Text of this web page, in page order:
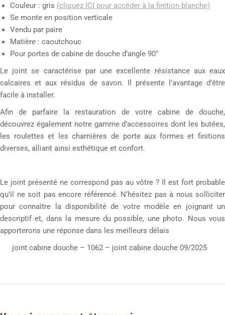
Couleur : gris (cliquez ICI pour accéder à la finition blanche)
Se monte en position verticale
Vendu par paire
Matière : caoutchouc
Pour portes de cabine de douche d’angle 90°
Le joint se caractérise par une excellente résistance aux eaux
calcaires et aux résidus de savon. Il présente l’avantage d’être
facile à installer.
Afin de parfaire la restauration de votre cabine de douche,
découvrez également notre gamme d’accessoires dont les butées,
les roulettes et les charnières de porte aux formes et finitions
diverses, alliant ainsi esthétique et confort.
Le joint présenté ne correspond pas au vôtre ? Il est fort probable
qu’il ne soit pas encore référencé. N’hésitez pas à nous solliciter
pour connaître la disponibilité de votre modèle en joignant un
descriptif et, dans la mesure du possible, une photo. Nous vous
apporterons une réponse dans les meilleurs délais
joint cabine douche – 1062 – joint cabine douche 09/2025